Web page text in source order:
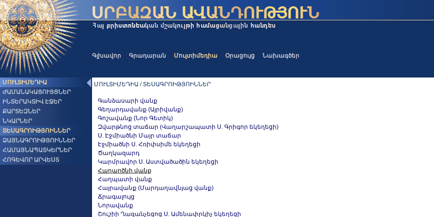
Գլխավոր Գրադարան Մուլտիմեդիա Օրացույց Նախագծեր
ՄՈՒԼՏԻՄԵԴԻԱ
ԺԱՄԱՆԱԿԱՑՈՒՅՑՆԵՐ
ԻՆՏԵՐԱԿՏԻՎ ԷՋԵՐ
ՔԱՐՏԵԶՆԵՐ
ՆԿԱՐՆԵՐ
ՏԵՍԱԳՐՈԻԹՅՈԻՆՆԵՐ
ՁԱՅՆԱԳՐՈԻԹՅՈԻՆՆԵՐ
ՀԱՄԱՅՆԱՊԱՏԿԵՐՆԵՐ
ՀՈԳԵՎՈՐ ԱՐՎԵՍՏ
ՄՈՒԼՏԻՄԵԴԻԱ / ՏԵՍԱԳՐՈԻԹՅՈԻՆՆԵՐ
Գանձասարի վանք
Գեղարդավանք (Այրիվանք)
Գոշավանք (Նոր Գետիկ)
Զվարթնոց տաճար (Վաղարշապատի Ս. Գրիգոր եկեղեցի)
Ս. Էջմիածնի Մայր տաճար
Էջմիածնի Ս. Հռիփսիմե եկեղեցի
Ծաղկազարդ
Կարմրավոր Ս. Աստվածածին եկեղեցի
Հաղարծնի վանք
Հաղպատի վանք
Հայրավանք (Մարդաղավնյաց վանք)
Ճրագալույց
Նորավանք
Շուշիի Ղազանչեցոց Ս. Ամենափրկիչ եկեղեցի